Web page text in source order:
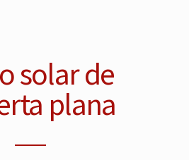
solar de
plana